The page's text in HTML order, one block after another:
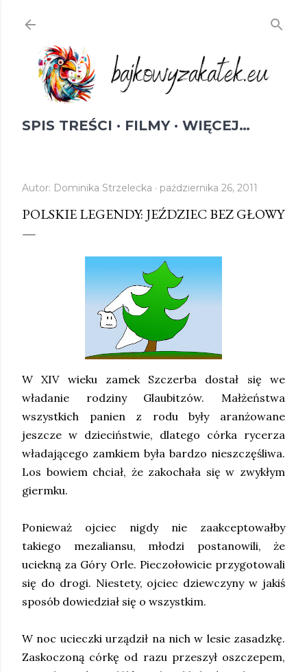
SPIS TREŚCI FILMY WIĘCEJ…
Autor: Dominika Strzelecka października 26, 2011
POLSKIE LEGENDY: JEŹDZIEC BEZ GŁOWY
W XIV wieku zamek Szczerba dostał się we
władanie rodziny Glaubitzów. Małżeństwa
wszystkich panien z rodu były aranżowane
jeszcze w dzieciństwie, dlatego córka rycerza
władającego zamkiem była bardzo nieszczęśliwa.
Los bowiem chciał, że zakochała się w zwykłym
giermku.
Ponieważ ojciec nigdy nie zaakceptowałby
takiego mezaliansu, młodzi postanowili, że
uciekną za Góry Orle. Pieczołowicie przygotowali
się do drogi. Niestety, ojciec dziewczyny w jakiś
sposób dowiedział się o wszystkim.
W noc ucieczki urządził na nich w lesie zasadzkę.
Zaskoczoną córkę od razu przeszył oszczepem,